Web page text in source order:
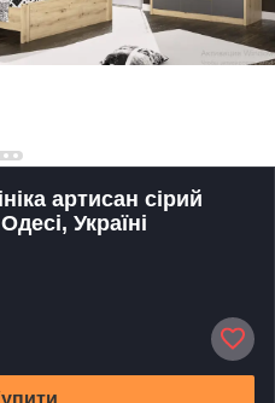
артисан сірий
Україні